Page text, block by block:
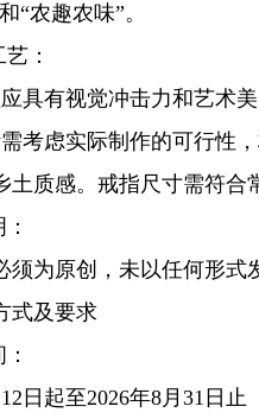
“农趣农味”。
：
有视觉冲击力和艺术美
虑实际制作的可行性，
土质感。戒指尺寸需符合
原创，未以任何形式
及要求
起至2026年8月31日止